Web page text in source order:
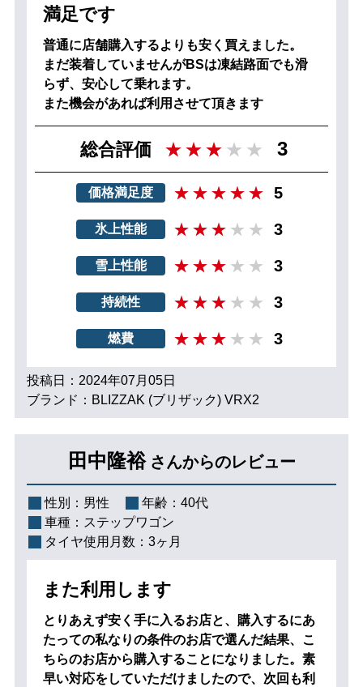
満足です
普通に店舗購入するよりも安く買えました。
まだ装着していませんがBSは凍結路面でも滑
らず、安心して乗れます。
また機会があれば利用させて頂きます
総合評価 3
価格満足度 5
氷上性能 3
雪上性能 3
持続性 3
燃費 3
投稿日：2024年07月05日
ブランド：BLIZZAK (ブリザック) VRX2
田中隆裕 さんからのレビュー
性別： 男性 年齢： 40代
車種： ステップワゴン
タイヤ使用月数： 3ヶ月
また利用します
とりあえず安く手に入るお店と、購入するにあ
たっての私なりの条件のお店で選んだ結果、こ
ちらのお店から購入することになりました。素
早い対応をしていただけましたので、次回も利